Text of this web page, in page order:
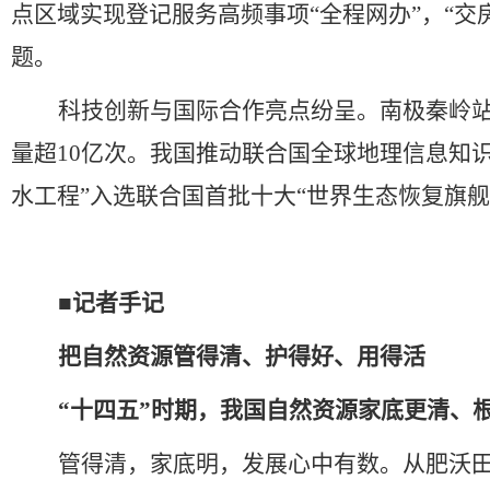
点区域实现登记服务高频事项“全程网办”， “交
题。
科技创新与国际合作亮点纷呈。南极秦岭
量超10亿次。我国推动联合国全球地理信息知
水工程”入选联合国首批十大“世界生态恢复旗
■记者手记
把自然资源管得清、护得好、用得活
“十四五” 时期，我国自然资源家底更清、
管得清，家底明，发展心中有数。从肥沃